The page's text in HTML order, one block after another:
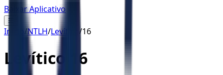
Baixar Aplicativo
☰
Início /NTLH/Levítico /16
Levítico 16